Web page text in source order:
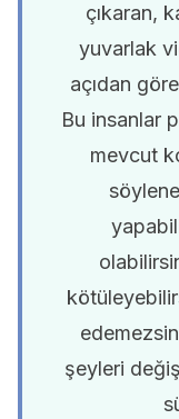
çıkaran,
yuvarlak
açıdan
Bu insanlar
mevcut
şeyleri